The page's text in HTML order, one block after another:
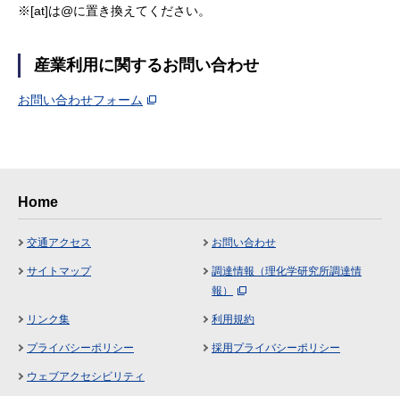
※[at]は@に置き換えてください。
産業利用に関するお問い合わせ
お問い合わせフォーム
Home
交通アクセス お問い合わせ
サイトマップ
調達情報（理化学研究所調達情
報）
リンク集 利用規約
プライバシーポリシー 採用プライバシーポリシー
ウェブアクセシビリティ